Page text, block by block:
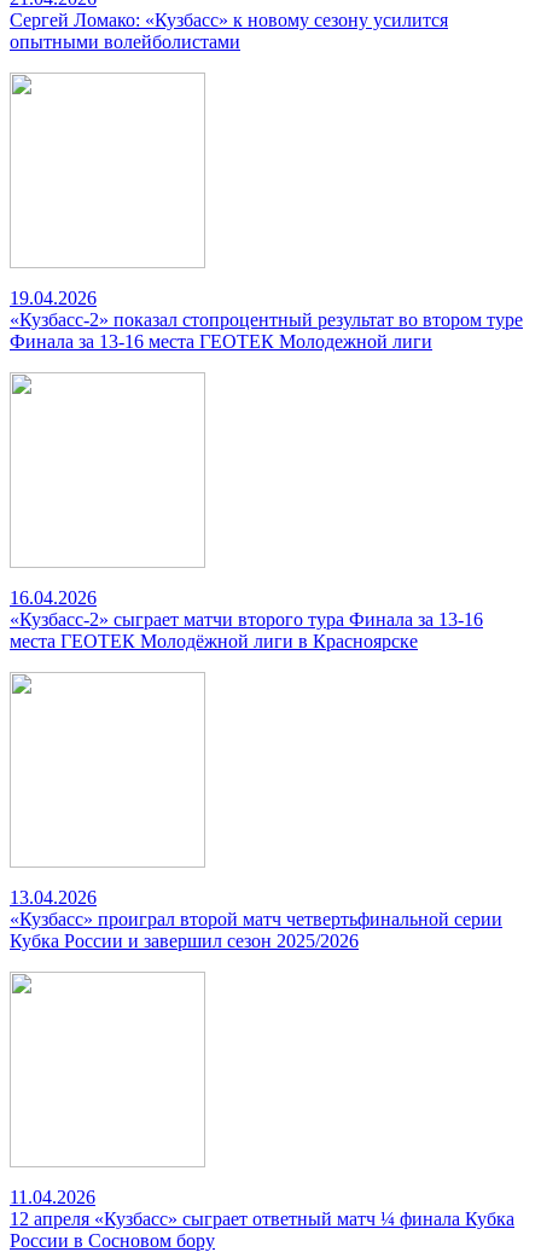
Сергей Ломако: «Кузбасс» к новому сезону усилится
опытными волейболистами
19.04.2026
«Кузбасс-2» показал стопроцентный результат во втором туре
Финала за 13-16 места ГЕОТЕК Молодежной лиги
16.04.2026
«Кузбасс-2» сыграет матчи второго тура Финала за 13-16
места ГЕОТЕК Молодёжной лиги в Красноярске
13.04.2026
«Кузбасс» проиграл второй матч четвертьфинальной серии
Кубка России и завершил сезон 2025/2026
11.04.2026
12 апреля «Кузбасс» сыграет ответный матч ¼ финала Кубка
России в Сосновом бору